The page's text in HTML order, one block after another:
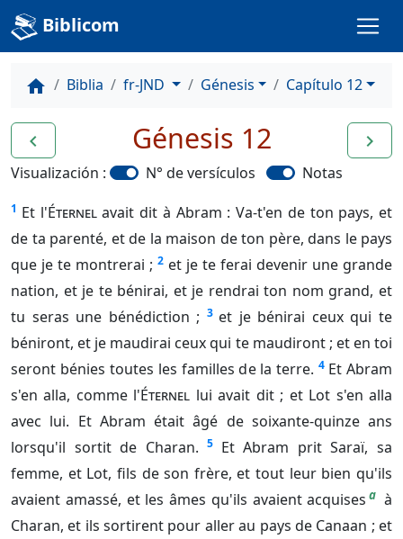
Biblicom
home Biblia fr-JND Génesis Capítulo 12
navigate_before navigate_next
Génesis 12
Visualización : N° de versículos Notas
1 Et l'Éternelavait dit à Abram : Va-t'en de ton pays, et
de ta parenté, et de la maison de ton père, dans le pays
que je te montrerai ; 2 et je te ferai devenir une grande
nation, et je te bénirai, et je rendrai ton nom grand, et
tu seras une bénédiction ; 3 et je bénirai ceux qui te
béniront, et je maudirai ceux qui te maudiront ; et en toi
seront bénies toutes les familles de la terre. 4 Et Abram
s'en alla, comme l'Éternel lui avait dit ; et Lot s'en alla
avec lui. Et Abram était âgé de soixante-quinze ans
lorsqu'il sortit de Charan.
5 Et Abram prit Saraï, sa
femme, et Lot, fils de son frère, et tout leur bien qu'ils
avaient amassé, et les âmes qu'ils avaient acquises a à
Charan, et ils sortirent pour aller au pays de Canaan ; et